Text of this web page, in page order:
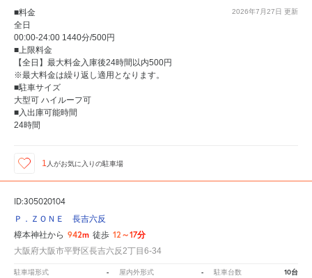
2026年7月27日 更新
■料金
全日
00:00-24:00 1440分/500円
■上限料金
【全日】最大料金入庫後24時間以内500円
※最大料金は繰り返し適用となります。
■駐車サイズ
大型可 ハイルーフ可
■入出庫可能時間
24時間
1 人がお気に入りの駐車場
ID:305020104
Ｐ．ＺＯＮＥ 長吉六反
樟本神社から 942m 徒歩 12～17分
大阪府大阪市平野区長吉六反2丁目6-34
駐車場形式 - 屋内外形式 - 駐車台数 10台